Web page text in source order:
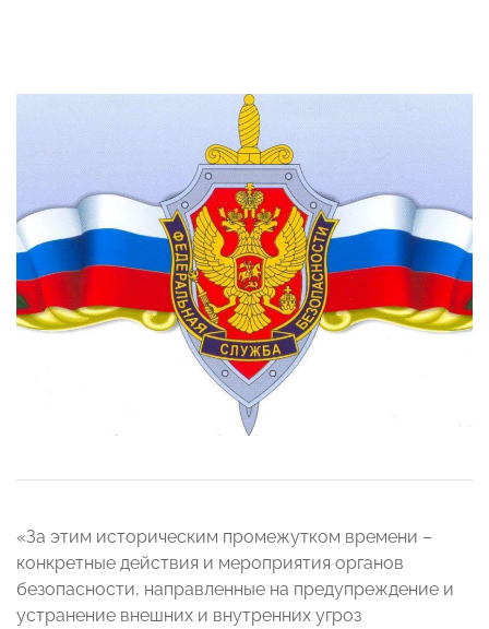
«За этим историческим промежутком времени –
конкретные действия и мероприятия органов
безопасности, направленные на предупреждение и
устранение внешних и внутренних угроз